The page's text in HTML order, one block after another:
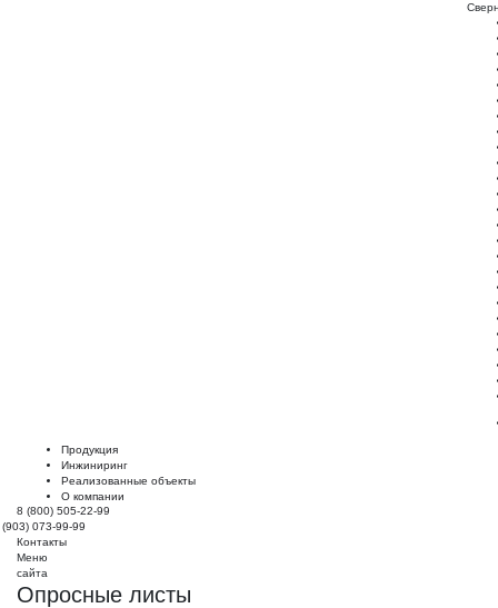
Продукция
Инжиниринг
Реализованные объекты
О компании
8 (800) 505-22-99
(903) 073-99-99
Контакты
Меню
сайта
Опросные листы